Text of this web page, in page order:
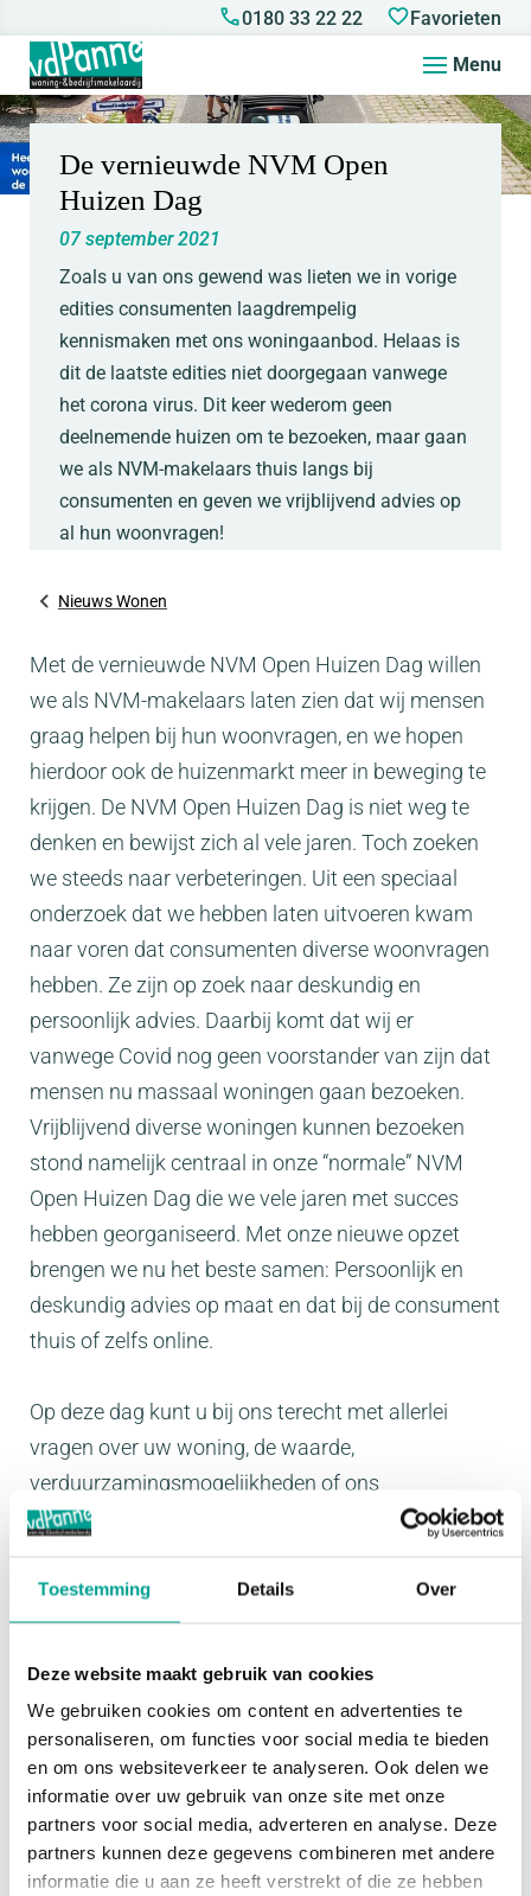
Toestemming Details Over
Deze website maakt gebruik van cookies
We gebruiken cookies om content en advertenties te
personaliseren, om functies voor social media te bieden
en om ons websiteverkeer te analyseren. Ook delen we
informatie over uw gebruik van onze site met onze
partners voor social media, adverteren en analyse. Deze
partners kunnen deze gegevens combineren met andere
informatie die u aan ze heeft verstrekt of die ze hebben
0180 33 22 22 Favorieten
Menu
De vernieuwde NVM Open
Huizen Dag
07 september 2021
Zoals u van ons gewend was lieten we in vorige
edities consumenten laagdrempelig
kennismaken met ons woningaanbod. Helaas is
dit de laatste edities niet doorgegaan vanwege
het corona virus. Dit keer wederom geen
deelnemende huizen om te bezoeken, maar gaan
we als NVM-makelaars thuis langs bij
consumenten en geven we vrijblijvend advies op
al hun woonvragen!
Nieuws Wonen
Met de vernieuwde NVM Open Huizen Dag willen
we als NVM-makelaars laten zien dat wij mensen
graag helpen bij hun woonvragen, en we hopen
hierdoor ook de huizenmarkt meer in beweging te
krijgen. De NVM Open Huizen Dag is niet weg te
denken en bewijst zich al vele jaren. Toch zoeken
we steeds naar verbeteringen. Uit een speciaal
onderzoek dat we hebben laten uitvoeren kwam
naar voren dat consumenten diverse woonvragen
hebben. Ze zijn op zoek naar deskundig en
persoonlijk advies. Daarbij komt dat wij er
vanwege Covid nog geen voorstander van zijn dat
mensen nu massaal woningen gaan bezoeken.
Vrijblijvend diverse woningen kunnen bezoeken
stond namelijk centraal in onze “normale” NVM
Open Huizen Dag die we vele jaren met succes
hebben georganiseerd. Met onze nieuwe opzet
brengen we nu het beste samen: Persoonlijk en
deskundig advies op maat en dat bij de consument
thuis of zelfs online.
Op deze dag kunt u bij ons terecht met allerlei
vragen over uw woning, de waarde,
verduurzamingsmogelijkheden of ons
woningaanbod. En dit geheel in een nieuwe opzet
makelaars. Tijdens de gratis en vrijblijvende
afspraak beantwoorden wij alle woonvragen en
afspraak thuis of online.
De NVM Open Huizen Dag 2021 vindt plaats op
zaterdag 2 oktober.